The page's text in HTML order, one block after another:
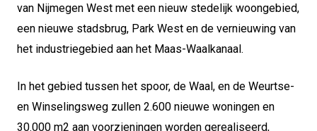
van Nijmegen West met een nieuw stedelijk woongebied,
een nieuwe stadsbrug, Park West en de vernieuwing van
het industriegebied aan het Maas-Waalkanaal.
In het gebied tussen het spoor, de Waal, en de Weurtse-
en Winselingsweg zullen 2.600 nieuwe woningen en
30.000 m2 aan voorzieningen worden gerealiseerd,